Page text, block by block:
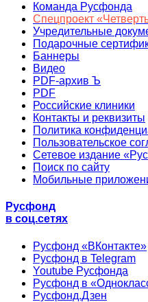
Команда Русфонда
Спецпроект
Учредительные
Подарочные
Баннеры
Видео
PDF-архив Ъ
PDF
Российские клиники
Контакты и реквизиты
Политика
Пользовательское
Сетевое издание
Поиск по сайту
Мобильные
Русфонд
в соц.сетях
Русфонд «ВКонтакте»
Русфонд в Telegram
Youtube Русфонда
Русфонд в
Русфонд.Дзен